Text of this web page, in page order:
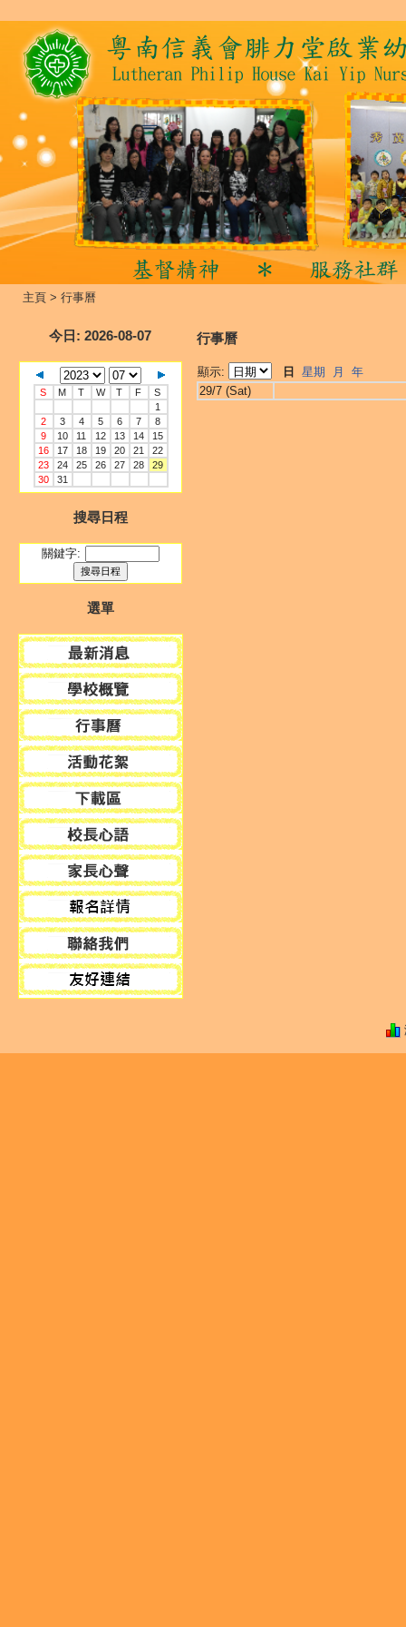
主頁 > 行事曆
今日 : 2026-08-07
S M T W T F
S
1
2
3 4 5 6 7
8
9
10 11 12 13 14
15
16
17 18 19 20 21
22
23
24 25 26 27 28
29
30
31
搜尋日程
關鍵字:
選單
行事曆
顯示: 日 星期 月
年
29/7 (Sat)